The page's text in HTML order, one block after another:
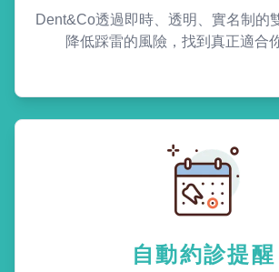
Dent&Co透過即時、透明、實名制的
降低踩雷的風險，找到真正適合
自動約診提醒